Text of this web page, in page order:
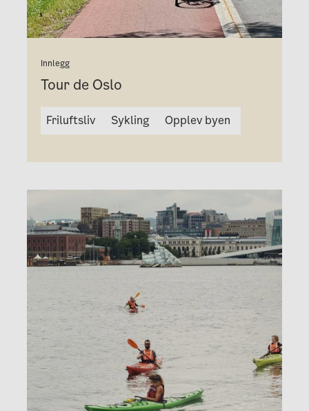
Innlegg
Tour de Oslo
Friluftsliv Sykling Opplev byen